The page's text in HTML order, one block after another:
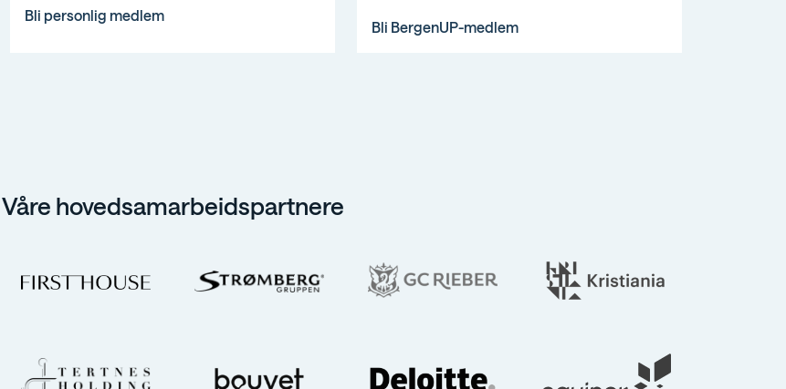
Bli personlig medlem
Bli BergenUP-medlem
Våre hovedsamarbeidspartnere